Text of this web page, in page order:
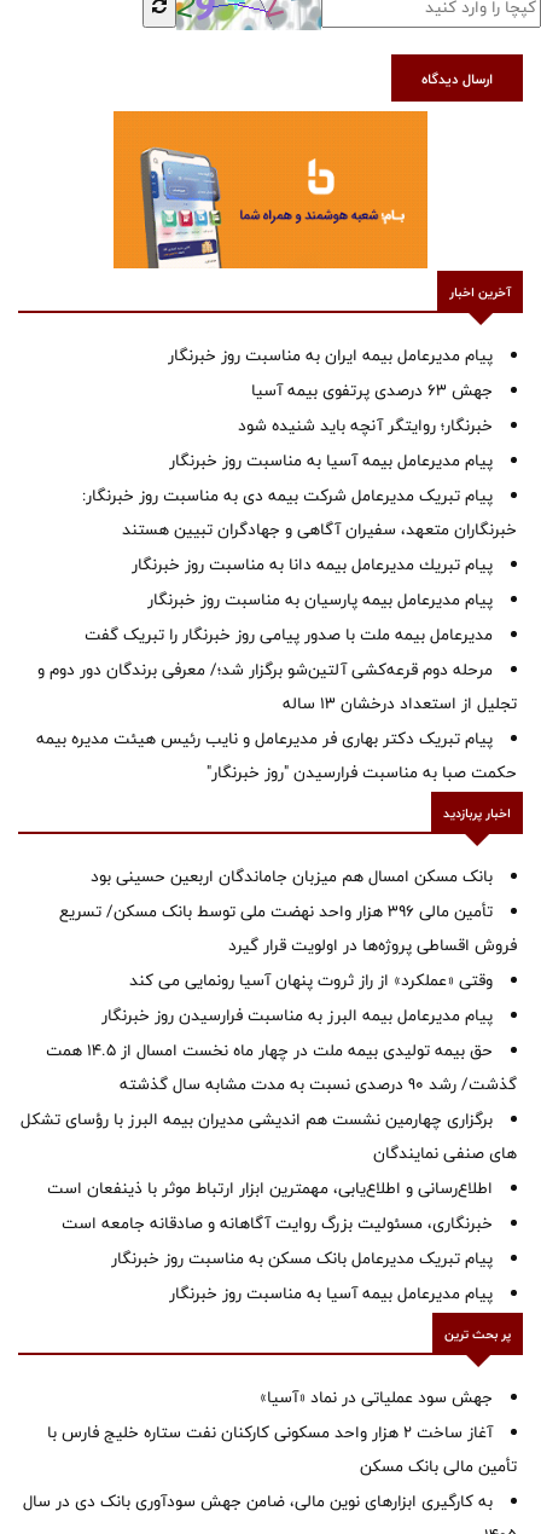
ارسال دیدگاه
آخرین اخبار
پیام مدیرعامل بیمه ایران به مناسبت روز خبرنگار
جهش ۶۳ درصدی پرتفوی بیمه آسیا
خبرنگار؛ روایتگر آنچه باید شنیده شود
پیام مدیرعامل بیمه آسیا به مناسبت روز خبرنگار
پیام تبریک مدیرعامل شرکت بیمه دی به مناسبت روز خبرنگار:
خبرنگاران متعهد، سفیران آگاهی و جهادگران تبیین هستند
پیام ‌تبریك‌ مدیرعامل بیمه دانا به مناسبت روز خبرنگار
پیام مدیرعامل بیمه پارسیان به مناسبت روز خبرنگار
مدیرعامل بیمه ملت با صدور پیامی روز خبرنگار را تبریک گفت
مرحله دوم قرعه‌کشی آلتین‌شو برگزار شد؛/ معرفی برندگان دور دوم و
تجلیل از استعداد درخشان ۱۳ ساله
پیام تبریک دکتر بهاری فر مدیرعامل و نایب رئیس هیئت مدیره بیمه
حکمت صبا به مناسبت فرارسیدن "روز خبرنگار"
اخبار پربازدید
بانک مسکن امسال هم میزبان جاماندگان اربعین حسینی بود
تأمین مالی ۳۹۶ هزار واحد نهضت ملی توسط بانک مسکن/ تسریع
فروش اقساطی پروژه‌ها در اولویت قرار گیرد
وقتی «عملکرد» از راز ثروت پنهان آسیا رونمایی می کند
پیام مدیرعامل بیمه البرز به مناسبت فرارسیدن روز خبرنگار
حق بیمه تولیدی بیمه ملت در چهار ماه نخست امسال از 14.5 همت
گذشت/ رشد 90 درصدی نسبت به مدت مشابه سال گذشته
برگزاری چهارمین نشست هم اندیشی مدیران بیمه البرز با رؤسای تشکل
های صنفی نمایندگان
اطلاع‌رسانی و اطلاع‌یابی، مهمترین ابزار ارتباط موثر با ذینفعان است
خبرنگاری، مسئولیت بزرگ روایت آگاهانه و صادقانه جامعه است
پیام تبریک مدیرعامل بانک مسکن به مناسبت روز خبرنگار
پیام مدیرعامل بیمه آسیا به مناسبت روز خبرنگار
پر بحث ترین
جهش سود عملیاتی در نماد «آسیا»
آغاز ساخت ۲ هزار واحد مسکونی کارکنان نفت ستاره خلیج فارس با
تأمین مالی بانک مسکن
به کارگیری ابزارهای نوین مالی، ضامن جهش سودآوری بانک دی در سال